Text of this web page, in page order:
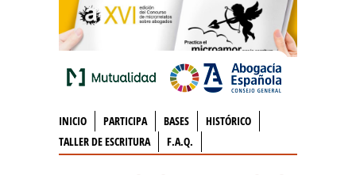
INICIO PARTICIPA BASES
HISTÓRICO
TALLER DE ESCRITURA
F.A.Q.